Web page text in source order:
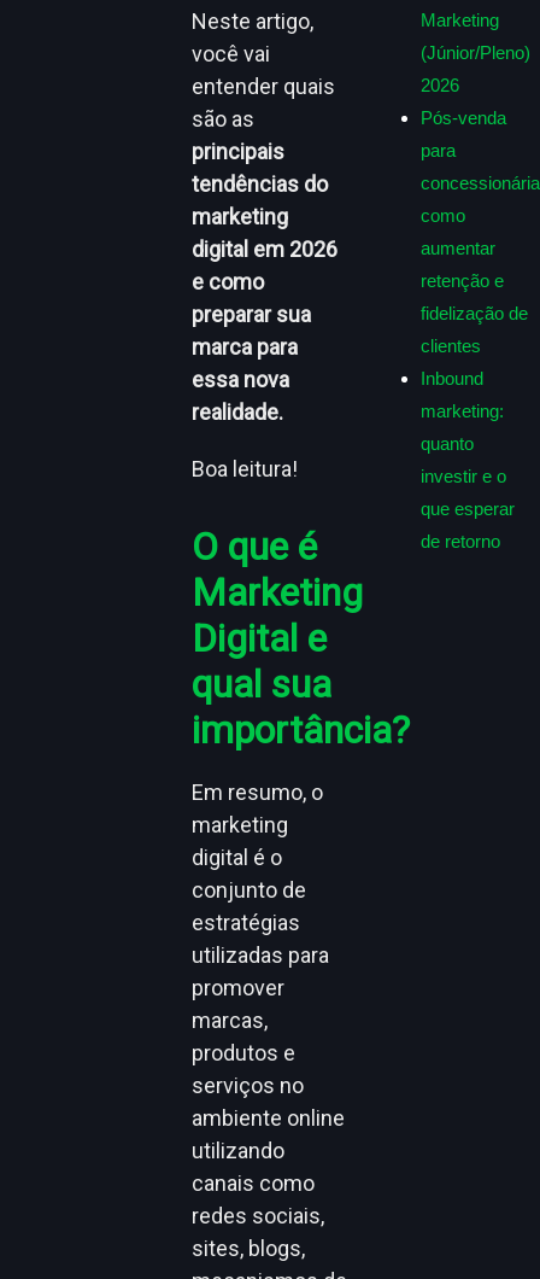
Neste artigo,
você vai
entender quais
são as
principais
tendências do
marketing
digital em 2026
e como
preparar sua
marca para
essa nova
realidade.
Boa leitura!
O que é
Marketing
Digital e
qual sua
importância?
Em resumo, o
marketing
digital é o
conjunto de
estratégias
utilizadas para
promover
marcas,
produtos e
serviços no
ambiente online
utilizando
canais como
redes sociais,
sites, blogs,
Marketing
(Júnior/Pleno)
2026
Pós-venda
para
como
aumentar
retenção e
fidelização de
clientes
Inbound
marketing:
quanto
investir e o
que esperar
de retorno